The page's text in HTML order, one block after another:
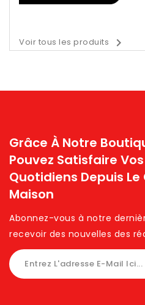
Voir tous les produits 
Grâce À Notre
Pouvez Satisfaire
Quotidiens Depuis
Maison
Abonnez-vous à notre
recevoir des nouvelles des